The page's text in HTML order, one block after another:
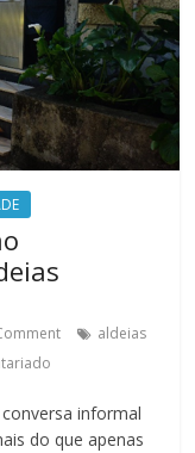
aldeias
informal
do que apenas